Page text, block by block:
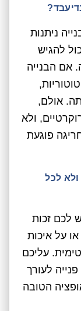
ניתנות
להגיש
אם הבנייה
אולם,
ולא
פוגעת
לכל
לכם זכות
על איכות
עליכם
לעורך
הטובה